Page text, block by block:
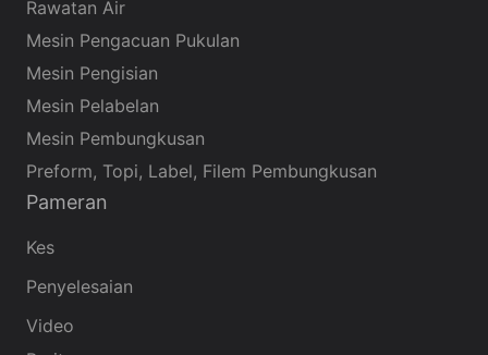
Rawatan Air
Mesin Pengacuan Pukulan
Mesin Pengisian
Mesin Pelabelan
Mesin Pembungkusan
Preform, Topi, Label, Filem Pembungkusan
Pameran
Kes
Penyelesaian
Video